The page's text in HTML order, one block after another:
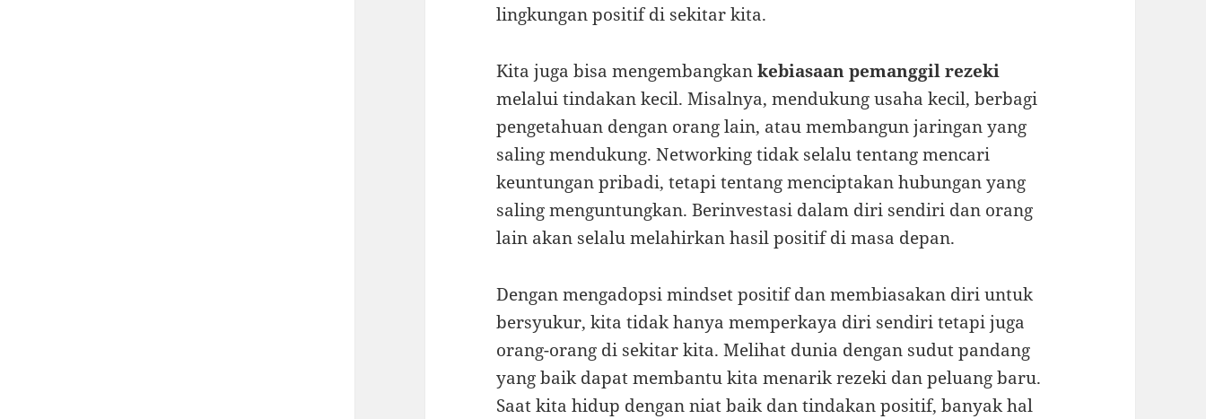
lingkungan positif di sekitar kita.
Kita juga bisa mengembangkankebiasaan pemanggil rezeki
melalui tindakan kecil. Misalnya, mendukung usaha kecil, berbagi
pengetahuan dengan orang lain, atau membangun jaringan yang
saling mendukung. Networking tidak selalu tentang mencari
keuntungan pribadi, tetapi tentang menciptakan hubungan yang
saling menguntungkan. Berinvestasi dalam diri sendiri dan orang
lain akan selalu melahirkan hasil positif di masa depan.
Dengan mengadopsi mindset positif dan membiasakan diri untuk
bersyukur, kita tidak hanya memperkaya diri sendiri tetapi juga
orang-orang di sekitar kita. Melihat dunia dengan sudut pandang
yang baik dapat membantu kita menarik rezeki dan peluang baru.
Saat kita hidup dengan niat baik dan tindakan positif, banyak hal